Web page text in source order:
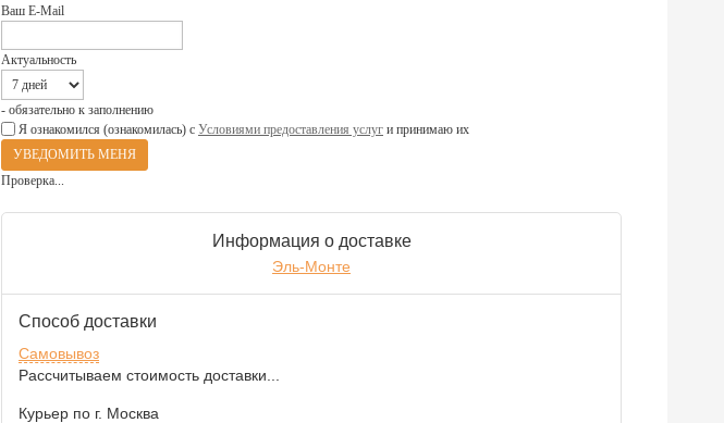
Ваш E-Mail
Актуальность
- обязательно к заполнению
Я ознакомился (ознакомилась) с Условиями предоставления услуг и принимаю их
Проверка...
Информация о доставке
Эль-Монте
Способ доставки
Самовывоз
Рассчитываем стоимость доставки...
Курьер по г. Москва